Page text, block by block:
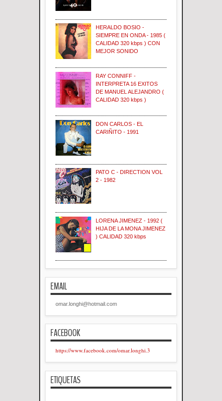
HERALDO BOSIO -
SIEMPRE EN ONDA - 1985 (
CALIDAD 320 kbps ) CON
MEJOR SONIDO
RAY CONNIFF -
INTERPRETA 16 EXITOS
DE MANUEL ALEJANDRO (
CALIDAD 320 kbps )
DON CARLOS - EL
CARIÑITO - 1991
PATO C - DIRECTION VOL
2 - 1982
LORENA JIMENEZ - 1992 (
HIJA DE LA MONA JIMENEZ
) CALIDAD 320 kbps
EMAIL
omar.longhi@hotmail.com
FACEBOOK
https://www.facebook.com/omar.longhi.3
ETIQUETAS